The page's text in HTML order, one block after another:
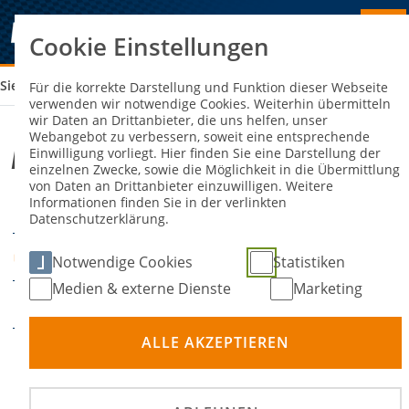
Sie sind hier: ADMV SPEEDWAYRENNEN STRALSUND
ADMV Speedwayrennen Stralsund
DATUM 01. Mai 2027
ORT Stralsund
DISZIPLIN Bahnsport
520 - FIM Europe
Individual Speedway
Cookie Einstellungen
Für die korrekte Darstellung und Funktion dieser Webseite
verwenden wir notwendige Cookies. Weiterhin übermitteln
wir Daten an Drittanbieter, die uns helfen, unser
Webangebot zu verbessern, soweit eine entsprechende
Einwilligung vorliegt. Hier finden Sie eine Darstellung der
einzelnen Zwecke, sowie die Möglichkeit in die Übermittlung
von Daten an Drittanbieter einzuwilligen. Weitere
Informationen finden Sie in der verlinkten
Datenschutzerklärung.
Notwendige Cookies
Statistiken
Medien & externe Dienste
Marketing
ALLE AKZEPTIEREN